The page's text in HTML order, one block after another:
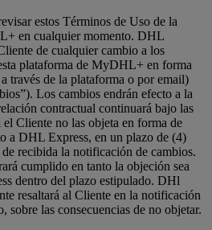
estos Términos de Uso de la
en cualquier momento. DHL
de cualquier cambio a los
plataforma de MyDHL+ en forma
través de la plataforma o por email)
Los cambios endrán efecto a la
contractual continuará bajo las
Cliente no las objeta en forma de
a DHL Express, en un plazo de (4)
recibida la notificación de cambios.
cumplido en tanto la objeción sea
dentro del plazo estipulado. DHl
resaltará al Cliente en la notificación
sobre las consecuencias de no objetar.